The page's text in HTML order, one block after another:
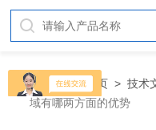
当前位置：首页 >技术
域有哪两方面的优势